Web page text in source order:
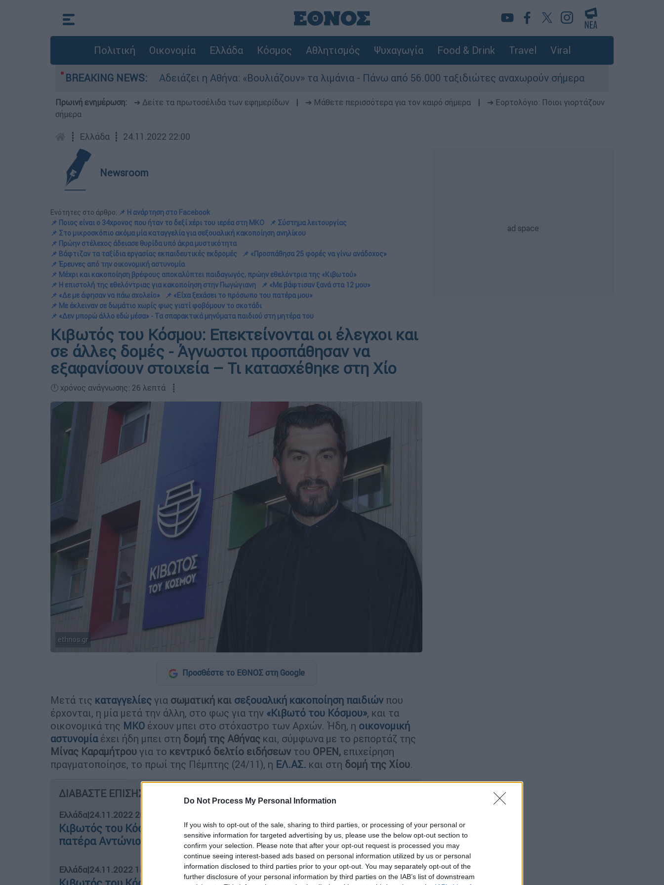
Do Not Process My Personal Information
If you wish to opt-out of the sale, sharing to third parties, or processing of your personal or
sensitive information for targeted advertising by us, please use the below opt-out section to
confirm your selection. Please note that after your opt-out request is processed you may
continue seeing interest-based ads based on personal information utilized by us or personal
information disclosed to third parties prior to your opt-out. You may separately opt-out of the
further disclosure of your personal information by third parties on the IAB’s list of downstream
Πολιτική Οικονομία Ελλάδα Κόσμος Αθλητισμός Ψυχαγωγία Food & Drink Travel Viral
BREAKING NEWS:
σοκ Αδειάζει η Αθήνα: «Βουλιάζουν» τα λιμάνια - Πάνω από 56.000 ταξιδιώτες αναχωρούν σήμερα Φωτιά σε
Πρωινή ενημέρωση: ➔ Δείτε τα πρωτοσέλιδα των εφημερίδων ➔ Μάθετε περισσότερα για τον καιρό σήμερα
➔ Εορτολόγιο: Ποιοι γιορτάζουν
σήμερα
┋ Ελλάδα ┋ 24.11.2022 22:00
Newsroom
Ενότητες στο άρθρο: 📌 Η ανάρτηση στo Facebook
📌 Ποιος είναι ο 34χρονος που ήταν το δεξί χέρι του ιερέα στη ΜΚΟ
📌 Σύστημα λειτουργίας
📌 Στο μικροσκόπιο ακόμα μία καταγγελία για σεξουαλική κακοποίηση ανηλίκου
📌 Πρώην στέλεχος άδειασε θυρίδα υπό άκρα μυστικότητα
📌 Βάφτιζαν τα ταξίδια εργασίας εκπαιδευτικές εκδρομές
📌 «Προσπάθησα 25 φορές να γίνω ανάδοχος»
📌 Έρευνες από την οικονομική αστυνομία
📌 Μέχρι και κακοποίηση βρέφους αποκαλύπτει παιδαγωγός, πρώην εθελόντρια της «Κιβωτού»
📌 Η επιστολή της εθελόντριας για κακοποίηση στην Πωγώγιανη
📌 «Με βάφτισαν ξανά στα 12 μου»
📌 «Δε με άφησαν να πάω σχολείο»
📌 «Είχα ξεχάσει το πρόσωπο του πατέρα μου»
📌 Με έκλειναν σε δωμάτιο χωρίς φως γιατί φοβόμουν το σκοτάδι
📌 «Δεν μπορώ άλλο εδώ μέσα» - Τα σπαρακτικά μηνύματα παιδιού στη μητέρα του
Κιβωτός του Κόσμου: Επεκτείνονται οι έλεγχοι και
σε άλλες δομές - Άγνωστοι προσπάθησαν να
εξαφανίσουν στοιχεία – Τι κατασχέθηκε στη Χίο
🕛 χρόνος ανάγνωσης: 26 λεπτά ┋
ethnos.gr
Προσθέστε το ΕΘΝΟΣ στη Google
Μετά τις καταγγελίες για σωματική και σεξουαλική κακοποίηση παιδιών που
έρχονται, η μία μετά την άλλη, στο φως για την «Κιβωτό του Κόσμου», και τα
οικονομικά της ΜΚΟ έχουν μπει στο στόχαστρο των Αρχών. Ήδη, η οικονομική
αστυνομία έχει ήδη μπει στη δομή της Αθήνας και, σύμφωνα με το ρεπορτάζ της
Μίνας Καραμήτρου για το κεντρικό δελτίο ειδήσεων του OPEN, επιχείρηση
πραγματοποίησε, το πρωί της Πέμπτης (24/11), η ΕΛ.ΑΣ. και στη δομή της Χίου.
ΔΙΑΒΑΣΤΕ ΕΠΙΣΗΣ
Ελλάδα|24.11.2022 20:22
Κιβωτός του Κόσμου: Οι 3 γνωστοί δικηγόροι που ανέλαβαν τον
πατέρα Αντώνιο - «Είναι άμεμπτος, δεν έχει ακουμπήσει παιδί»
Ελλάδα|24.11.2022 18:40